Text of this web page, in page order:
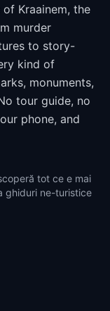
Kraainem, the
murder
to story-
kind of
monuments,
tour guide, no
phone, and
tot ce e mai
ghiduri ne-turistice